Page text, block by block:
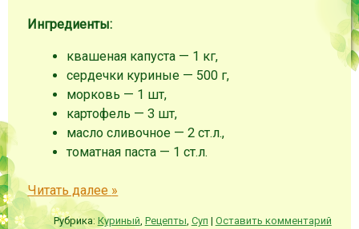
Ингредиенты:
квашеная капуста — 1 кг,
сердечки куриные — 500 г,
морковь — 1 шт,
картофель — 3 шт,
масло сливочное — 2 ст.л.,
томатная паста — 1 ст.л.
Читать далее »
Рубрика: Куриный, Рецепты, Суп | Оставить комментарий